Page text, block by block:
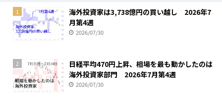
1
海外投資家は3,738億円の買い越し 2026年7
月第4週
2026/07/30
2
日経平均470円上昇、相場を最も動かしたのは
海外投資家部門 2026年7月第4週
2026/07/30